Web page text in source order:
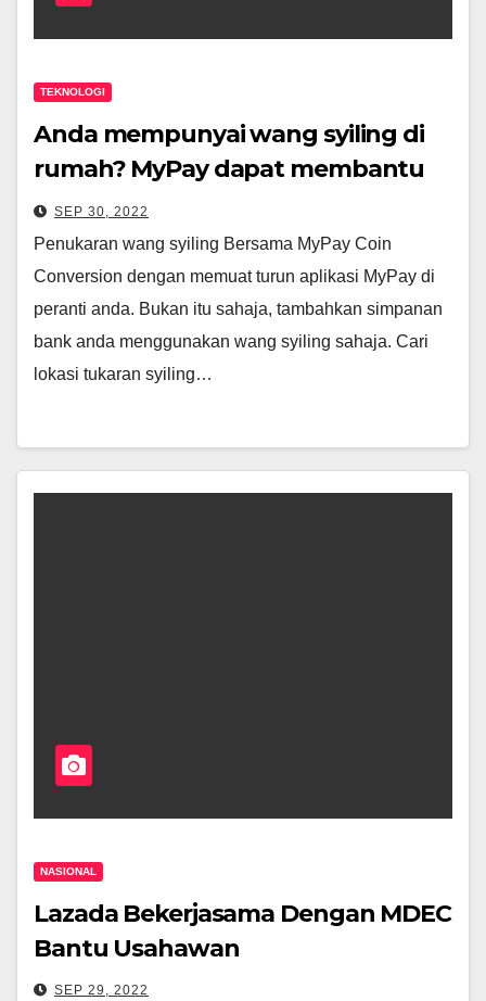
TEKNOLOGI
Anda mempunyai wang syiling di
rumah? MyPay dapat membantu
anda dengan menukarkannya dan
masuk ke dalam akaun bank
pilihan anda.
SEP 30, 2022
Penukaran wang syiling Bersama MyPay Coin
Conversion dengan memuat turun aplikasi MyPay di
peranti anda. Bukan itu sahaja, tambahkan simpanan
bank anda menggunakan wang syiling sahaja. Cari
lokasi tukaran syiling…
NASIONAL
Lazada Bekerjasama Dengan MDEC
Bantu Usahawan
SEP 29, 2022